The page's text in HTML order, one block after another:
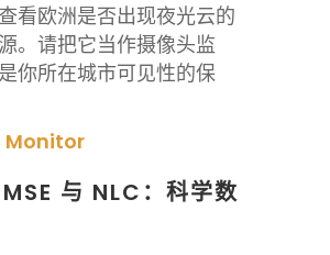
看欧洲是否出现夜光云的
。请把它当作摄像头监
你所在城市可见性的保
Monitor
与 NLC：科学数